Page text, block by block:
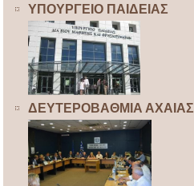
ΥΠΟΥΡΓΕΙΟ ΠΑΙΔΕΙΑΣ
ΔΕΥΤΕΡΟΒΑΘΜΙΑ ΑΧΑΙΑΣ